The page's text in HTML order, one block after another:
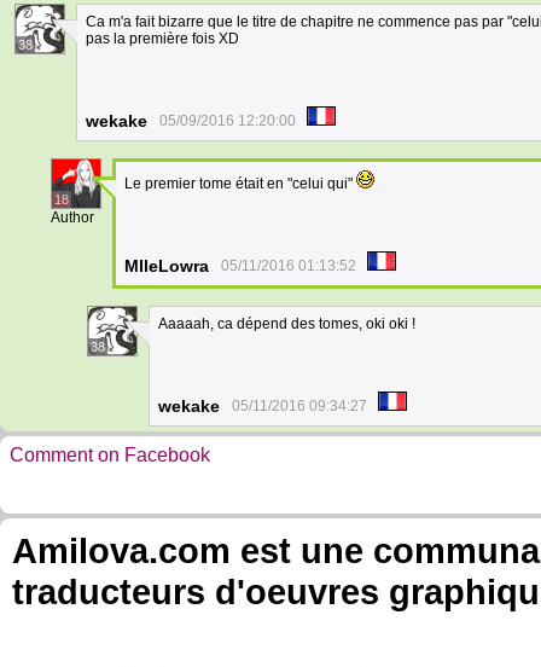
38
Ca m'a fait bizarre que le titre de chapitre ne commence pas par
pas la première fois XD
wekake 05/09/2016 12:20:00
18
Author
Le premier tome était en "celui qui"
MlleLowra 05/11/2016 01:13:52
38
Aaaaah, ca dépend des tomes, oki oki !
wekake 05/11/2016 09:34:27
Comment on Facebook
Amilova.com est une
traducteurs d'oeuvres